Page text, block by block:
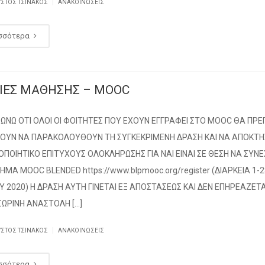
ΤΣΙΝΆΚΟΣ ΑΝΑΚΟΙΝΏΣΕΙΣ
ΜΑΘΗΣΗΣ – ΜΟΟC
ΟΤΙ ΟΛΟΙ ΟΙ ΦΟΙΤΗΤΕΣ ΠΟΥ ΕΧΟΥΝ ΕΓΓΡΑΦΕΙ ΣΤΟ ΜΟΟC ΘΑ
ΝΑ ΠΑΡΑΚΟΛΟΥΘΟΥΝ ΤΗ ΣΥΓΚΕΚΡΙΜΕΝΗ ΔΡΑΣΗ ΚΑΙ ΝΑ
ΕΠΙΤΥΧΟΥΣ ΟΛΟΚΛΗΡΩΣΗΣ ΓΙΑ ΝΑΙ ΕΙΝΑΙ ΣΕ ΘΕΣΗ ΝΑ
MOOC BLENDED https://www.blpmooc.org/register (ΔΙΑΡΚΕΙΑ 1-
2020) Η ΔΡΑΣΗ ΑΥΤΗ ΓΙΝΕΤΑΙ ΕΞ ΑΠΟΣΤΑΣΕΩΣ ΚΑΙ ΔΕΝ
ΑΝΑΣΤΟΛΗ […]
ΤΣΙΝΆΚΟΣ ΑΝΑΚΟΙΝΏΣΕΙΣ